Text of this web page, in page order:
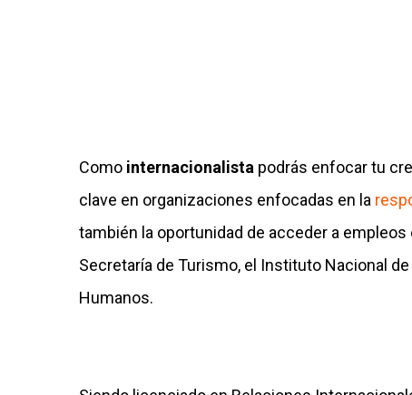
Como internacionalista podrás enfocar tu
clave en organizaciones enfocadas en la
también la oportunidad de acceder a
Secretaría de Turismo, el Instituto Nacional
Humanos.